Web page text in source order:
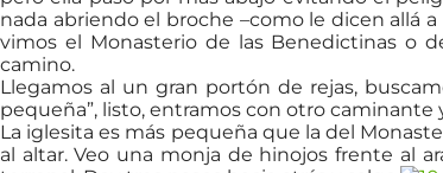
nada abriendo el broche –como le dicen allá
vimos el Monasterio de las Benedictinas o
camino.
Llegamos al un gran portón de rejas,
pequeña”, listo, entramos con otro caminante
La iglesita es más pequeña que la del
al altar. Veo una monja de hinojos frente al